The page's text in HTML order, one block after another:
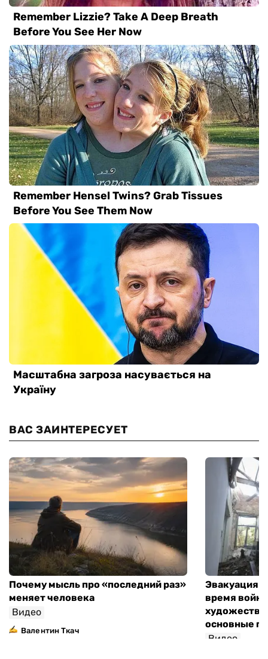
ВАС ЗАИНТЕРЕСУЕТ
Почему мысль про «последний раз»
меняет человека
Видео
Валентин Ткач
Эвакуация
время
основные
Видео